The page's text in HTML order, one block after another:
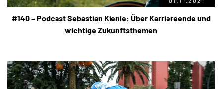
#140 – Podcast Sebastian Kienle: Über Karriereende und
wichtige Zukunftsthemen